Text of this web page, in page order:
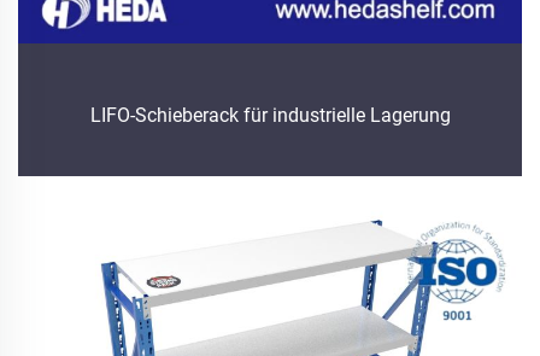
LIFO-Schieberack für industrielle Lagerung